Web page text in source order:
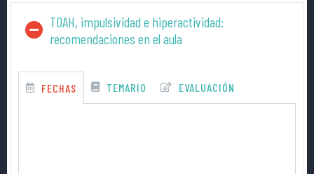
TDAH, impulsividad e hiperactividad:
recomendaciones en el aula
FECHAS TEMARIO EVALUACIÓN